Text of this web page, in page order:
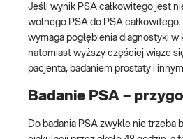
Jeśli wynik PSA całkowitego jest
wolnego PSA do PSA
wymaga pogłębienia diagnostyki
natomiast wyższy częściej wiąże
pacjenta, badaniem prostaty i
Badanie PSA –
Do badania PSA zwykle nie trzeba